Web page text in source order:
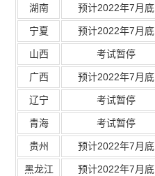
湖南 预计2022年7月底
宁夏 预计2022年7月底
山西 考试暂停
广西 预计2022年7月底
辽宁 考试暂停
青海 考试暂停
贵州 预计2022年7月底
黑龙江 预计2022年7月底